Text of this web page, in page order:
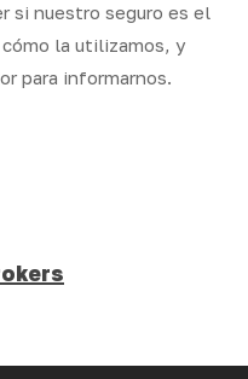
si nuestro seguro es el
la utilizamos, y
para informarnos.